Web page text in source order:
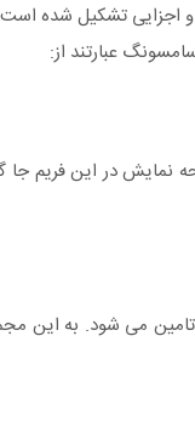
تشکیل شده
عبارتند از:
در این فریم جا
می شود. به این